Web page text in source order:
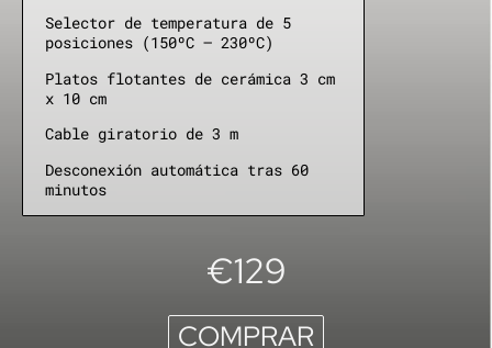
Selector de temperatura de 5
posiciones (150ºC – 230ºC)
Platos flotantes de cerámica 3 cm
x 10 cm
Cable giratorio de 3 m
Desconexión automática tras 60
minutos
€129
COMPRAR